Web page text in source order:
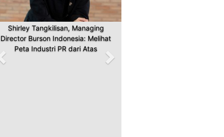
Shirley Tangkilisan, Managing
Director Burson Indonesia: Melihat
Peta Industri PR dari Atas